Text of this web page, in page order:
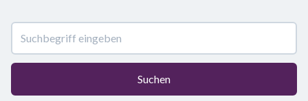
Suchen